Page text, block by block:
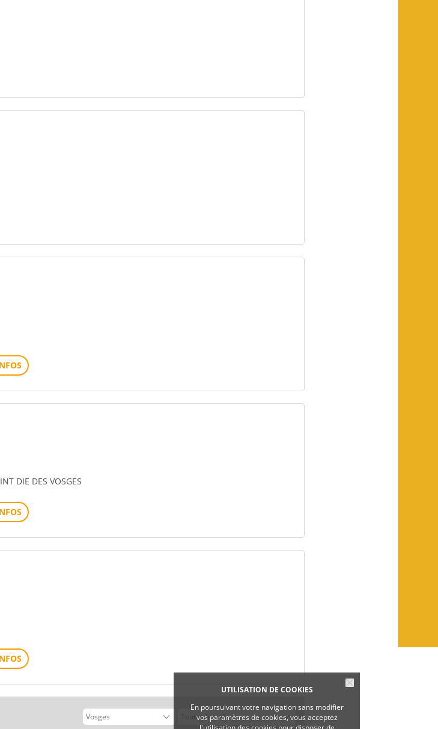
UTILISATION DE COOKIES
En poursuivant votre navigation sans modifier
vos paramètres de cookies, vous acceptez
DIE DES VOSGES